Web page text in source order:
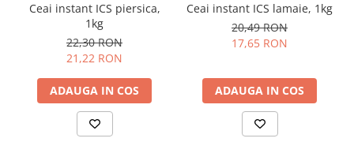
Ceai instant ICS piersica,
1kg
22,30 RON
21,22 RON
ADAUGA IN COS
Ceai instant ICS lamaie, 1kg
20,49 RON
17,65 RON
ADAUGA IN COS